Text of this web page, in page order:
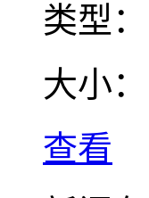
类型：
大小：
查看